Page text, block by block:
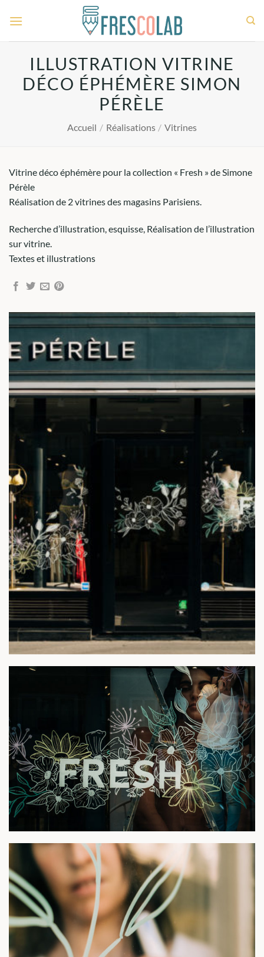
ILLUSTRATION VITRINE
DÉCO ÉPHÉMÈRE SIMON
PÉRÈLE
Accueil / Réalisations / Vitrines
Vitrine déco éphémère pour la collection « Fresh » de Simone
Pérèle
Réalisation de 2 vitrines des magasins Parisiens.
Recherche d’illustration, esquisse, Réalisation de l’illustration
sur vitrine.
Textes et illustrations